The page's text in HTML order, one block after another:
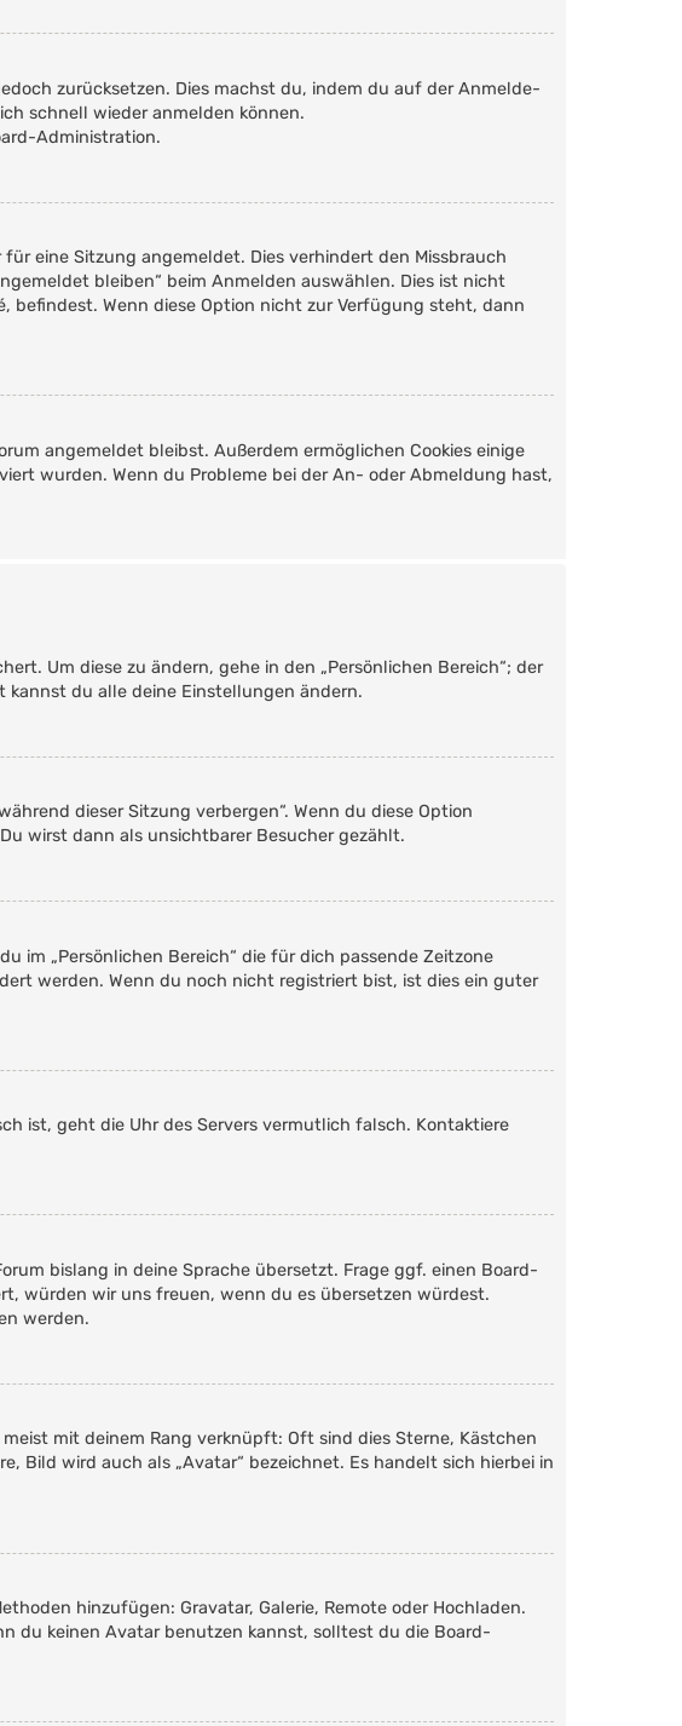
zurücksetzen. Dies machst du, indem du auf der Anmelde-
schnell wieder anmelden können.
Administration.
eine Sitzung angemeldet. Dies verhindert den Missbrauch
bleiben“ beim Anmelden auswählen. Dies ist nicht
Wenn diese Option nicht zur Verfügung steht, dann
angemeldet bleibst. Außerdem ermöglichen Cookies einige
wurden. Wenn du Probleme bei der An- oder Abmeldung hast,
Um diese zu ändern, gehe in den „Persönlichen Bereich“; der
kannst du alle deine Einstellungen ändern.
dieser Sitzung verbergen“. Wenn du diese Option
wirst dann als unsichtbarer Besucher gezählt.
im „Persönlichen Bereich“ die für dich passende Zeitzone
werden. Wenn du noch nicht registriert bist, ist dies ein guter
ist, geht die Uhr des Servers vermutlich falsch. Kontaktiere
bislang in deine Sprache übersetzt. Frage ggf. einen Board-
würden wir uns freuen, wenn du es übersetzen würdest.
werden.
mit deinem Rang verknüpft: Oft sind dies Sterne, Kästchen
Bild wird auch als „Avatar“ bezeichnet. Es handelt sich hierbei in
hinzufügen: Gravatar, Galerie, Remote oder Hochladen.
du keinen Avatar benutzen kannst, solltest du die Board-